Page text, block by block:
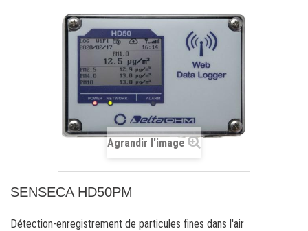
Agrandir l'image
SENSECA HD50PM
Détection-enregistrement de particules fines dans l'air